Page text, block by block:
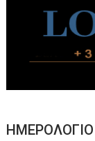
ΗΜΕΡΟΛΟΓΙΟ